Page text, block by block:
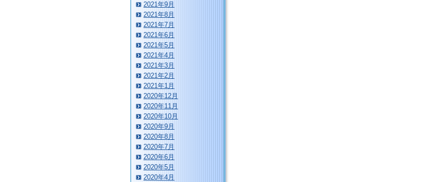
2021年9月
2021年8月
2021年7月
2021年6月
2021年5月
2021年4月
2021年3月
2021年2月
2021年1月
2020年12月
2020年11月
2020年10月
2020年9月
2020年8月
2020年7月
2020年6月
2020年5月
2020年4月